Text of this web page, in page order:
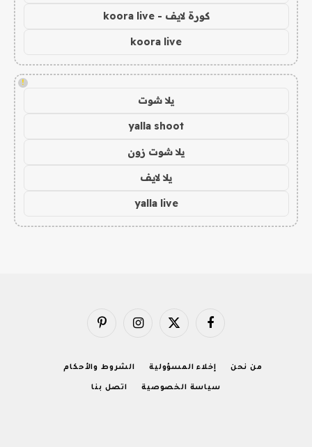
كورة لايف - koora live
koora live
!
يلا شوت
yalla shoot
يلا شوت زون
يلا لايف
yalla live
فيسبوك X
الانستغرامبينتيريست
من نحن إخلاء المسؤولية الشروط والأحكام
سياسة الخصوصية اتصل بنا